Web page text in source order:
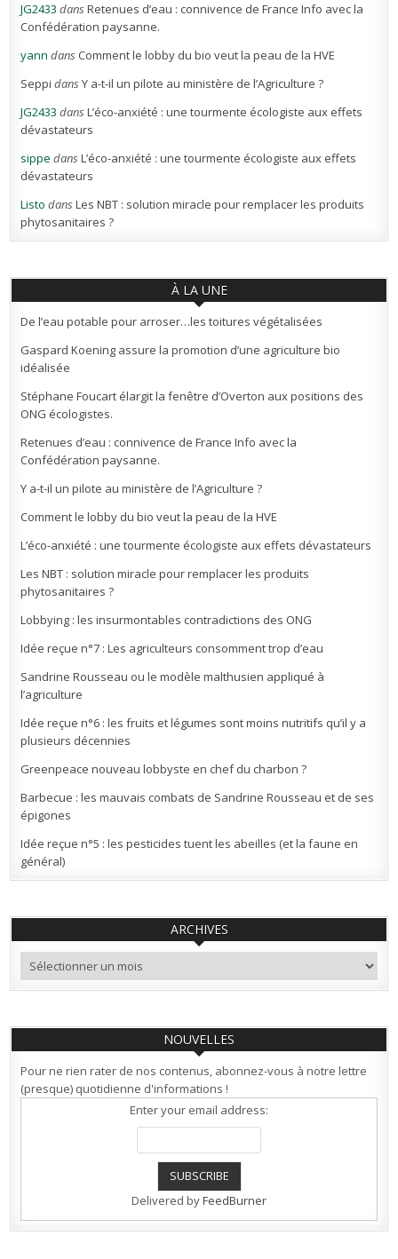
JG2433 dansRetenues d’eau : connivence de France Info avec la
Confédération paysanne.
yann dans Comment le lobby du bio veut la peau de la HVE
Seppi dansY a-t-il un pilote au ministère de l’Agriculture ?
JG2433 dansL’éco-anxiété : une tourmente écologiste aux effets
dévastateurs
sippe dansL’éco-anxiété : une tourmente écologiste aux effets
dévastateurs
Listo dansLes NBT : solution miracle pour remplacer les produits
phytosanitaires ?
À LA UNE
De l’eau potable pour arroser…les toitures végétalisées
Gaspard Koening assure la promotion d’une agriculture bio
idéalisée
Stéphane Foucart élargit la fenêtre d’Overton aux positions des
ONG écologistes.
Retenues d’eau : connivence de France Info avec la
Confédération paysanne.
Y a-t-il un pilote au ministère de l’Agriculture ?
Comment le lobby du bio veut la peau de la HVE
L’éco-anxiété : une tourmente écologiste aux effets dévastateurs
Les NBT : solution miracle pour remplacer les produits
phytosanitaires ?
Lobbying : les insurmontables contradictions des ONG
Idée reçue n°7 : Les agriculteurs consomment trop d’eau
Sandrine Rousseau ou le modèle malthusien appliqué à
l’agriculture
Idée reçue n°6 : les fruits et légumes sont moins nutritifs qu’il y a
plusieurs décennies
Greenpeace nouveau lobbyste en chef du charbon ?
Barbecue : les mauvais combats de Sandrine Rousseau et de ses
épigones
Idée reçue n°5 : les pesticides tuent les abeilles (et la faune en
général)
ARCHIVES
Archives
NOUVELLES
Pour ne rien rater de nos contenus, abonnez-vous à notre lettre
(presque) quotidienne d'informations !
Enter your email address:
Delivered byFeedBurner